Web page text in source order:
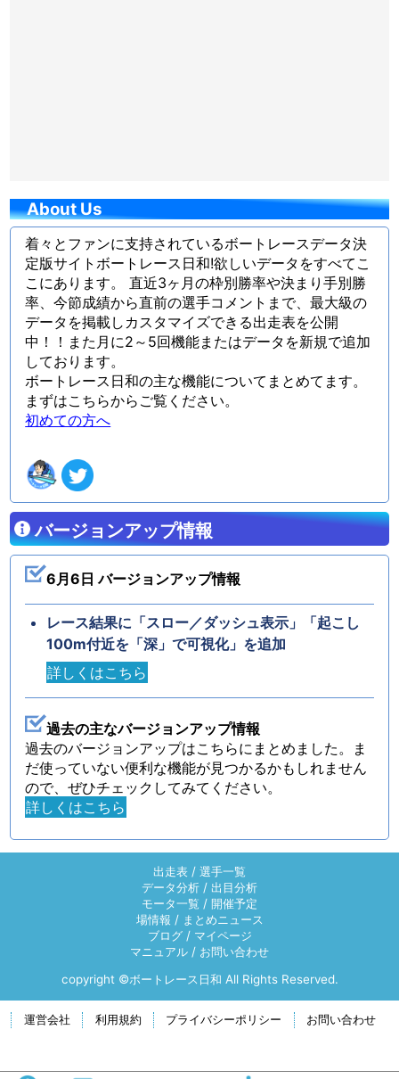
About Us
着々とファンに支持されているボートレースデータ決
定版サイトボートレース日和!欲しいデータをすべてこ
こにあります。 直近3ヶ月の枠別勝率や決まり手別勝
率、今節成績から直前の選手コメントまで、最大級の
データを掲載しカスタマイズできる出走表を公開
中！！また月に2～5回機能またはデータを新規で追加
しております。
ボートレース日和の主な機能についてまとめてます。
まずはこちらからご覧ください。
初めての方へ
バージョンアップ情報
6月6日 バージョンアップ情報
レース結果に「スロー／ダッシュ表示」「起こし
100m付近を「深」で可視化」を追加
詳しくはこちら
過去の主なバージョンアップ情報
過去のバージョンアップはこちらにまとめました。ま
だ使っていない便利な機能が見つかるかもしれません
ので、ぜひチェックしてみてください。
詳しくはこちら
出走表 / 選手一覧
データ分析 / 出目分析
モータ一覧 / 開催予定
場情報 / まとめニュース
ブログ/ マイページ
マニュアル / お問い合わせ
copyright ©ボートレース日和 All Rights Reserved.
運営会社 利用規約 プライバシーポリシー お問い合わせ